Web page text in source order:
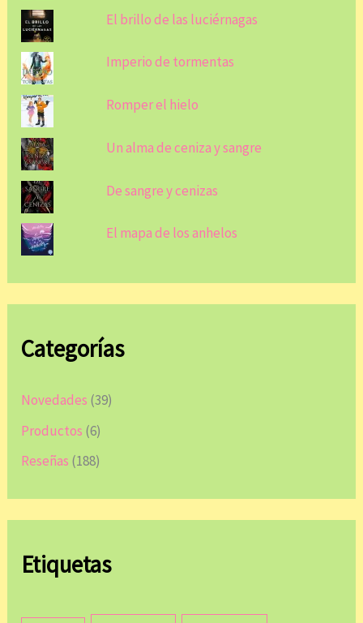
El brillo de las luciérnagas
Imperio de tormentas
Romper el hielo
Un alma de ceniza y sangre
De sangre y cenizas
El mapa de los anhelos
Categorías
Novedades (39)
Productos (6)
Reseñas (188)
Etiquetas